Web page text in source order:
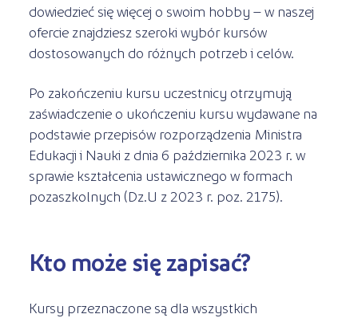
dowiedzieć się więcej o swoim hobby – w naszej
ofercie znajdziesz szeroki wybór kursów
dostosowanych do różnych potrzeb i celów.
Po zakończeniu kursu uczestnicy otrzymują
zaświadczenie o ukończeniu kursu wydawane na
podstawie przepisów rozporządzenia Ministra
Edukacji i Nauki z dnia 6 października 2023 r. w
sprawie kształcenia ustawicznego w formach
pozaszkolnych (Dz.U z 2023 r. poz. 2175).
Kto może się zapisać?
Kursy przeznaczone są dla wszystkich